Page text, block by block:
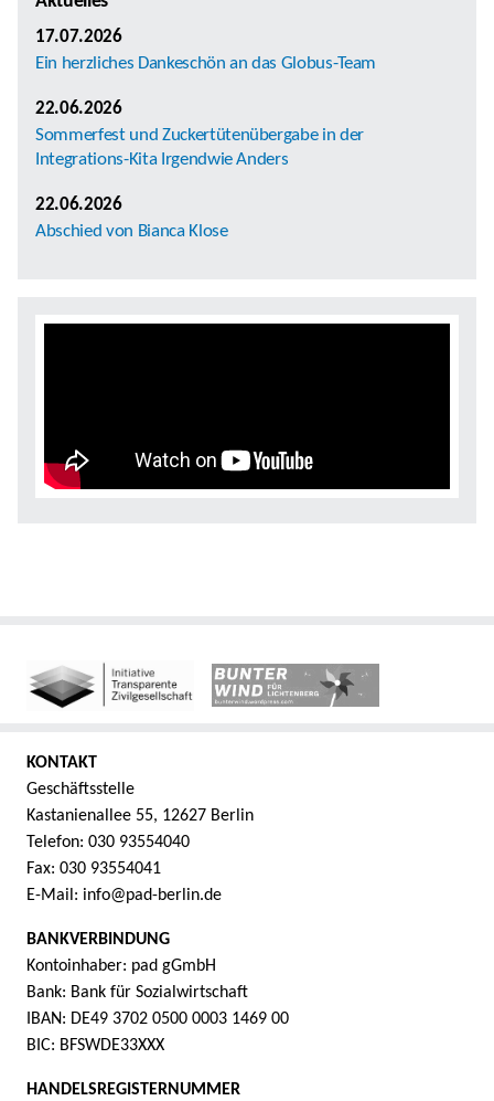
17.07.2026
Ein herzliches Dankeschön an das Globus-Team
22.06.2026
Sommerfest und Zuckertütenübergabe in der
Integrations-Kita Irgendwie Anders
22.06.2026
Abschied von Bianca Klose
KONTAKT
Geschäftsstelle
Kastanienallee 55, 12627 Berlin
Telefon: 030 93554040
Fax: 030 93554041
E-Mail: info@pad-berlin.de
BANKVERBINDUNG
Kontoinhaber: pad gGmbH
Bank: Bank für Sozialwirtschaft
IBAN: DE49 3702 0500 0003 1469 00
BIC: BFSWDE33XXX
HANDELSREGISTERNUMMER